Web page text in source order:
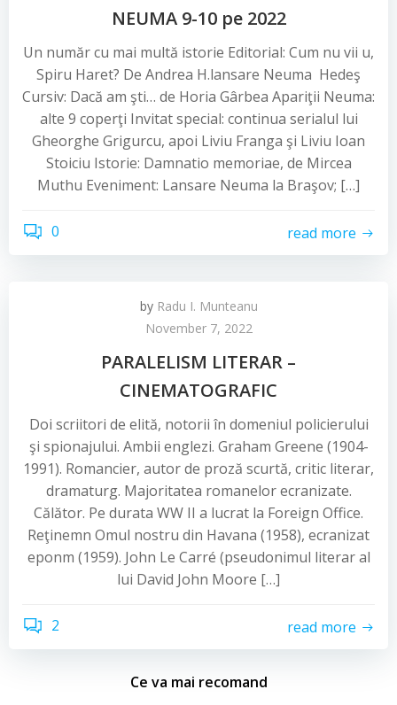
NEUMA 9-10 pe 2022
Un număr cu mai multă istorie Editorial: Cum nu vii u,
Spiru Haret? De Andrea H.lansare Neuma Hedeş
Cursiv: Dacă am şti… de Horia Gârbea Apariţii Neuma:
alte 9 coperţi Invitat special: continua serialul lui
Gheorghe Grigurcu, apoi Liviu Franga şi Liviu Ioan
Stoiciu Istorie: Damnatio memoriae, de Mircea
Muthu Eveniment: Lansare Neuma la Braşov; […]
0 read more
by Radu I. Munteanu
November 7, 2022
PARALELISM LITERAR –
CINEMATOGRAFIC
Doi scriitori de elită, notorii în domeniul policierului
şi spionajului. Ambii englezi. Graham Greene (1904-
1991). Romancier, autor de proză scurtă, critic literar,
dramaturg. Majoritatea romanelor ecranizate.
Călător. Pe durata WW II a lucrat la Foreign Office.
Reţinemn Omul nostru din Havana (1958), ecranizat
eponm (1959). John Le Carré (pseudonimul literar al
lui David John Moore […]
2 read more
Ce va mai recomand